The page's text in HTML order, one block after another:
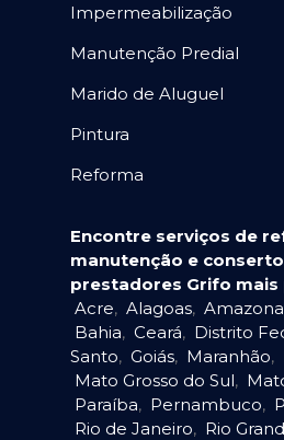
Impermeabilização
Manutenção Predial
Marido de Aluguel
Pintura
Reforma
Encontre serviços de
manutenção e
prestadores Grifo mais
Acre, Alagoas,
Bahia, Ceará, Distrito
Santo, Goiás, Maranhão,
Mato Grosso do Sul,
Paraíba, Pernambuco,
Rio de Janeiro, Rio